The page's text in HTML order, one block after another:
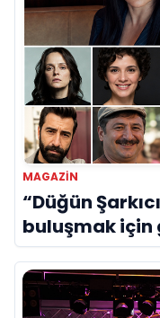
MAGAZIN
“Düğün
buluşmak için